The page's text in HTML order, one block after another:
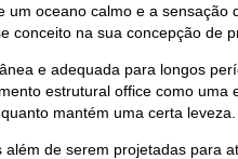
um oceano calmo e a
conceito na sua concepção de
e adequada para longos
estrutural office como uma
mantém uma certa leveza.
além de serem projetadas para